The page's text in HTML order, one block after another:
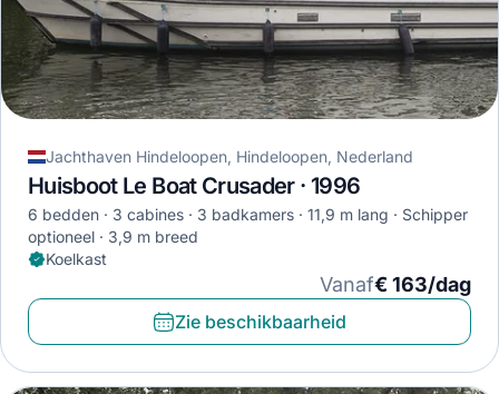
Jachthaven Hindeloopen, Hindeloopen, Nederland
Huisboot Le Boat Crusader · 1996
6 bedden 3 cabines 3 badkamers 11,9 m lang
Schipper
optioneel
3,9 m breed
Koelkast
Vanaf€ 163/dag
Zie beschikbaarheid